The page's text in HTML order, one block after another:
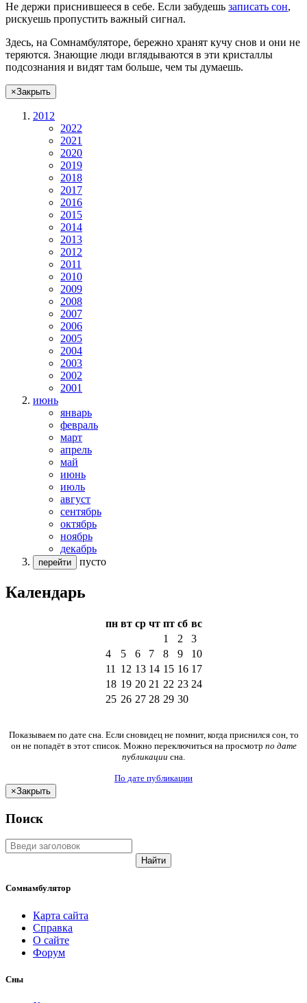
Не держи приснившееся в себе. Если забудешь записать сон,
рискуешь пропустить важный сигнал.
Здесь, на Сомнамбуляторе, бережно хранят кучу снов и они не
теряются. Знающие люди вглядываются в эти кристаллы
подсознания и видят там больше, чем ты думаешь.
×Закрыть
2012
2022
2021
2020
2019
2018
2017
2016
2015
2014
2013
2012
2011
2010
2009
2008
2007
2006
2005
2004
2003
2002
2001
июнь
январь
февраль
март
апрель
май
июнь
июль
август
сентябрь
октябрь
ноябрь
декабрь
перейти пусто
Календарь
пн вт ср чт пт сб вс
1
2
3
4
5 6 7 8 9
10
11
12 13 14 15 16 17
18 19 20 21 22 23 24
25 26 27 28 29 30
Показываем по дате сна. Если сновидец не помнит, когда приснился сон, то
он не попадёт в этот список. Можно переключиться на просмотр по дате
публикации сна.
По дате публикации
×Закрыть
Поиск
Найти
Сомнамбулятор
Карта сайта
Справка
О сайте
Форум
Сны